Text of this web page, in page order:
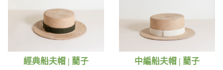
經典船夫帽 | 藺子 中編船夫帽 | 藺子